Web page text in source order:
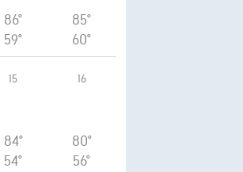
86°
59°
85°
60°
15
84°
54°
16
80°
56°